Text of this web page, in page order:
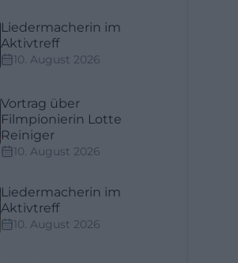
Liedermacherin im
Aktivtreff
10. August 2026
Vortrag über
Filmpionierin Lotte
Reiniger
10. August 2026
Liedermacherin im
Aktivtreff
10. August 2026